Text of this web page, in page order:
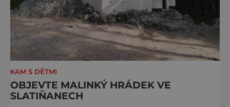
KAM S DĚTMI
OBJEVTE MALINKÝ HRÁDEK VE
SLATIŇANECH